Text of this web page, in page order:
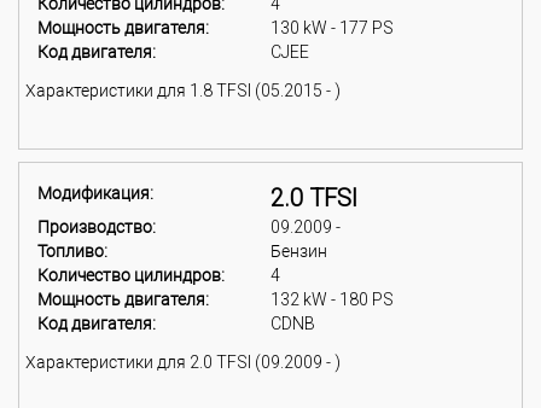
Мощность двигателя:
130 kW - 177 PS
Код двигателя:
CJEE
Характеристики для 1.8 TFSI (05.2015 - )
Модификация: 2.0 TFSI
Производство:
09.2009 -
Топливо:
Бензин
Количество цилиндров:
4
Мощность двигателя:
132 kW - 180 PS
Код двигателя:
CDNB
Характеристики для 2.0 TFSI (09.2009 - )